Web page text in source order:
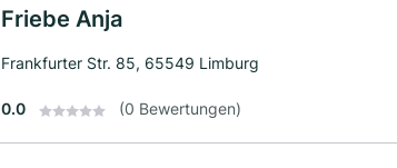
Friebe Anja
Frankfurter Str. 85, 65549 Limburg
0.0 (0 Bewertungen)